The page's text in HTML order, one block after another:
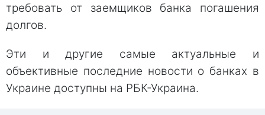
требовать от заемщиков банка погашения
долгов.
Эти и другие самые актуальные и
объективные последние новости о банках в
Украине доступны на РБК-Украина.